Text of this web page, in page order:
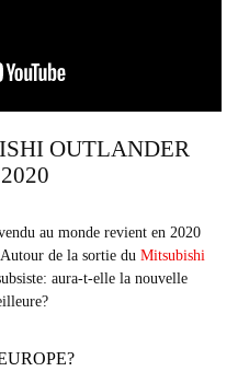
OUTLANDER
au monde revient en 2020
de la sortie du Mitsubishi
aura-t-elle la nouvelle